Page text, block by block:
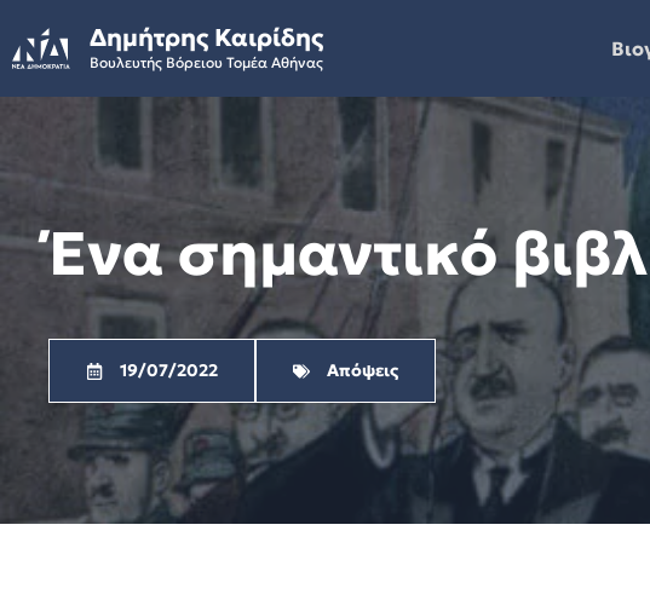
to
content
Δημήτρης Καιρίδης
Βουλευτής Βόρειου Τομέα Αθήνας
Ένα σημαντικό
19/07/2022 Απόψεις